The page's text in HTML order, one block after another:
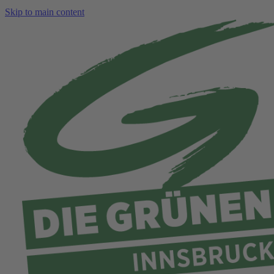
Skip to main content